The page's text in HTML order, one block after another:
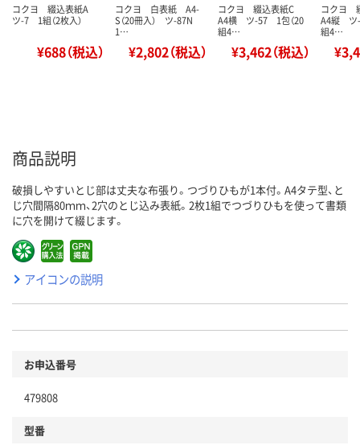
コクヨ 綴込表紙A
ツ-7 1組（2枚入）
¥688（税込）
コクヨ 白表紙 A4-
S（20冊入） ツ-87N
1…
¥2,802（税込）
コクヨ 綴込表紙C
A4横 ツ-57 1包（20
組4…
¥3,462（税込）
コクヨ
A4縦 ツ
組4…
商品説明
破損しやすいとじ部は丈夫な布張り。つづりひもが1本付。A4タテ型、と
じ穴間隔80ｍｍ、2穴のとじ込み表紙。2枚1組でつづりひもを使って書類
に穴を開けて綴じます。
アイコンの説明
お申込番号
479808
型番